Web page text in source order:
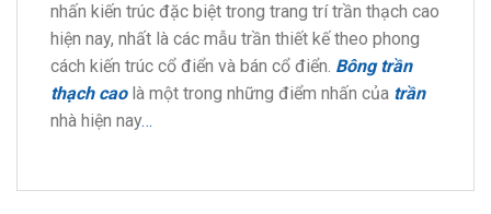
nhấn kiến trúc đặc biệt trong trang trí trần thạch cao
hiện nay, nhất là các mẫu trần thiết kế theo phong
cách kiến trúc cổ điển và bán cổ điển. Bông trần
thạch caolà một trong những điểm nhấn của trần
nhà hiện nay…